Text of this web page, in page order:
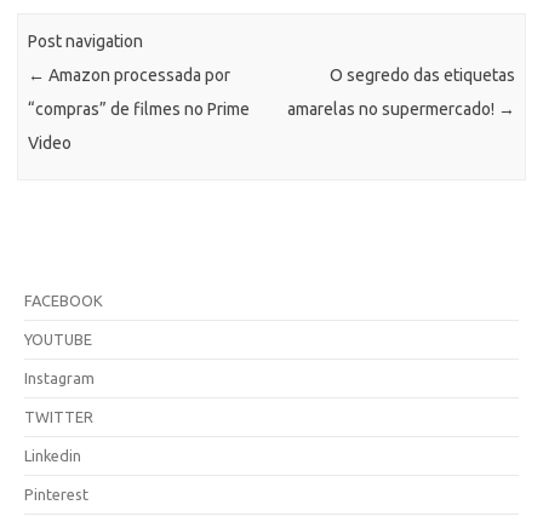
Post navigation
← Amazon processada por
“compras” de filmes no Prime
Video
O segredo das etiquetas
amarelas no supermercado! →
FACEBOOK
YOUTUBE
Instagram
TWITTER
Linkedin
Pinterest